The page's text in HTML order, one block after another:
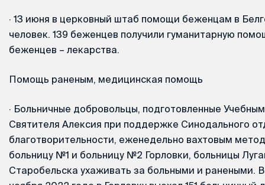
· 13 июня в церковный штаб помощи беженцам в
человек. 139 беженцев получили гуманитарную
беженцев – лекарства.
Помощь раненым, медицинская помощь
· Больничные добровольцы, подготовленные
Святителя Алексия при поддержке Синодального
благотворительности, еженедельно вахтовым
больницу №1 и больницу №2 Горловки, больницы
Старобельска ухаживать за больными и ранеными.